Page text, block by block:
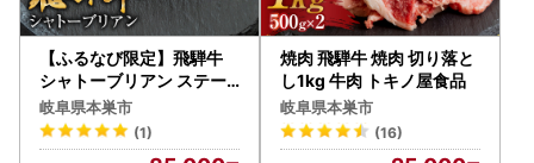
【ふるなび限定】飛騨牛
シャトーブリアン ステー
キ150g×4枚 シャトーブ
リアン トキノ屋食品 牛肉
FN-Limited-PR
岐阜県本巣市
(1)
焼肉 飛騨牛 焼肉 切り落と
し1kg 牛肉 トキノ屋食品
岐阜県本巣市
(16)